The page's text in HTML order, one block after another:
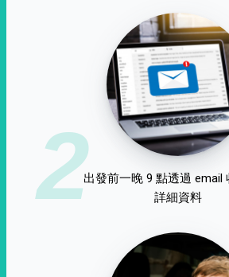
2出發前一晚 9 點透過 email
詳細資料